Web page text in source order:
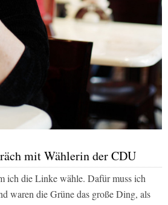
mit Wählerin der CDU
ich die Linke wähle. Dafür muss ich
waren die Grüne das große Ding, als